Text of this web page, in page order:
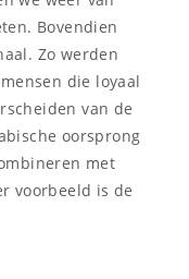
Bovendien
Zo werden
die loyaal
van de
oorsprong
met
voorbeeld is de